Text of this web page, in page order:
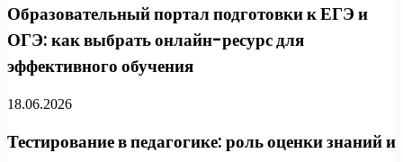
Образовательный портал подготовки к ЕГЭ и
ОГЭ: как выбрать онлайн-ресурс для
эффективного обучения
18.06.2026
Тестирование в педагогике: роль оценки знаний и